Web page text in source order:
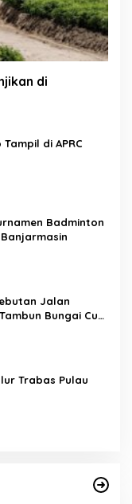
di
di APRC
Badminton
Jalan
Bungai Cup
Trabas Pulau